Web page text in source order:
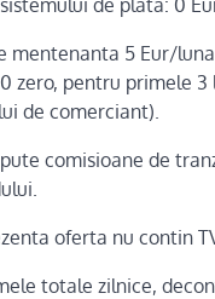
mentenanta 5 Eur/
zero, pentru primele 3
de comerciant).
comisioane de
oferta nu contin
totale zilnice,